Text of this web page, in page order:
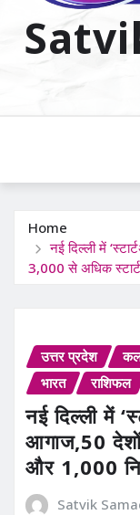
Home
नई दिल्ली में
3,000 से अधिक
उत्तर प्रदेश
भारत
राशिफल
नई दिल्ली में
आगाज,50
और 1,000
Satvik